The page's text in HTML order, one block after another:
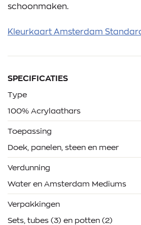
schoonmaken.
Kleurkaart Amsterdam
SPECIFICATIES
Type
100% Acrylaathars
Toepassing
Doek, panelen, steen en meer
Verdunning
Water en Amsterdam Mediums
Verpakkingen
Sets, tubes (3) en potten (2)